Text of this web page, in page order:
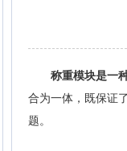
称重模块是一
合为一体，既保证
题。